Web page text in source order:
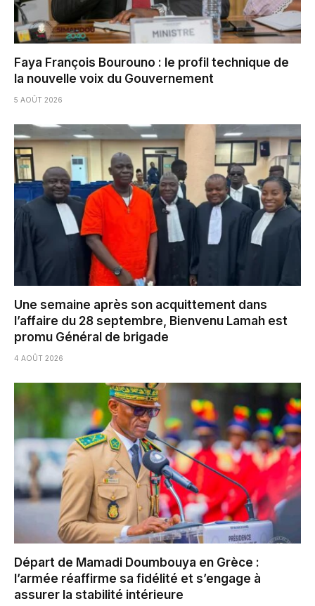
Faya François Bourouno : le profil technique de
la nouvelle voix du Gouvernement
5 AOÛT 2026
Une semaine après son acquittement dans
l’affaire du 28 septembre, Bienvenu Lamah est
promu Général de brigade
4 AOÛT 2026
Départ de Mamadi Doumbouya en Grèce :
l’armée réaffirme sa fidélité et s’engage à
assurer la stabilité intérieure